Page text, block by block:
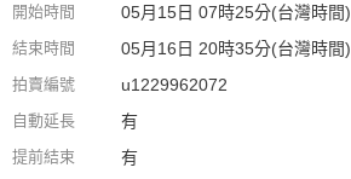
開始時間 05月15日 07時25分(台灣時間)
結束時間 05月16日 20時35分(台灣時間)
拍賣編號 u1229962072
自動延長 有
提前結束 有